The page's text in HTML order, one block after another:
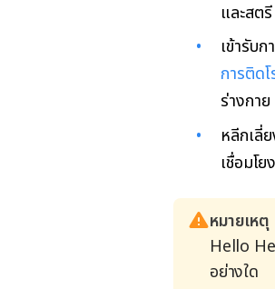
และสต
เข้ารับ
การติด
ร่างกาย
หลีกเลี่
เชื่อมโ
หมายเหตุ
Hello
อย่างใด